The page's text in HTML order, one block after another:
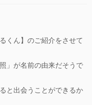
くん】のご紹介をさせて
」が名前の由来だそうで
と出会うことができるか